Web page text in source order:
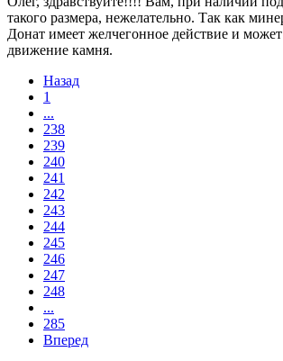
такого размера, нежелательно. Так как
Донат имеет желчегонное действие и
движение камня.
Назад
1
...
238
239
240
241
242
243
244
245
246
247
248
...
285
Вперед